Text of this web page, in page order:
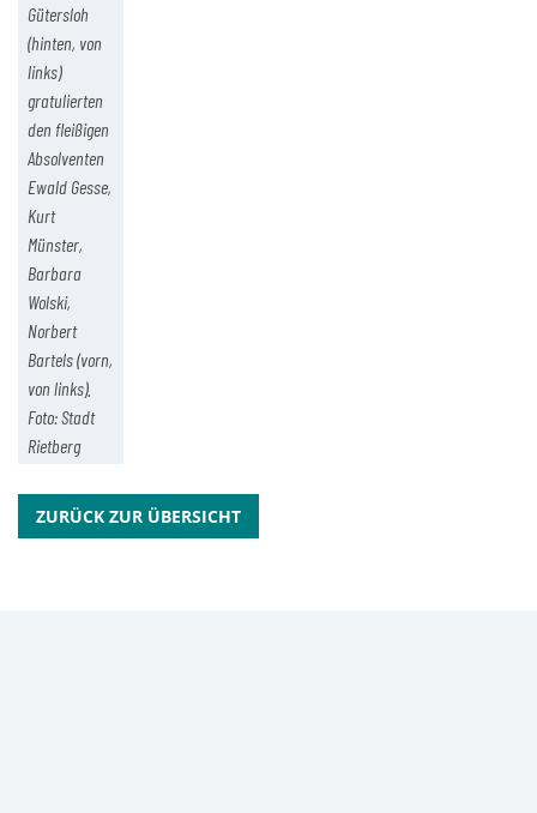
Gütersloh
(hinten, von
links)
gratulierten
den fleißigen
Absolventen
Ewald Gesse,
Kurt
Münster,
Barbara
Wolski,
Norbert
Bartels (vorn,
von links).
Foto: Stadt
Rietberg
ZURÜCK ZUR ÜBERSICHT